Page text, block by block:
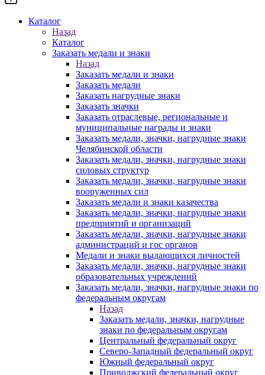
Каталог
Назад
Каталог
Заказать медали и знаки
Назад
Заказать медали и знаки
Заказать медали
Заказать нагрудные знаки
Заказать значки
Заказать отраслевые, региональные и
муниципальные награды и знаки
Заказать медали, значки, нагрудные знаки
Челябинской области
Заказать медали, значки, нагрудные знаки
силовых структур
Заказать медали, значки, нагрудные знаки
вооруженных сил
Заказать медали и знаки казачества
Заказать медали, значки, нагрудные знаки
предприятий и организаций
Заказать медали, значки, нагрудные знаки
администраций и гос органов
Медали и знаки выдающихся личностей
Заказать медали, значки, нагрудные знаки
образовательных учреждений
Заказать медали, значки, нагрудные знаки по
федеральным округам
Назад
Заказать медали, значки, нагрудные
знаки по федеральным округам
Центральный федеральный округ
Северо-Западный федеральный округ
Южный федеральный округ
Приволжский федеральный округ